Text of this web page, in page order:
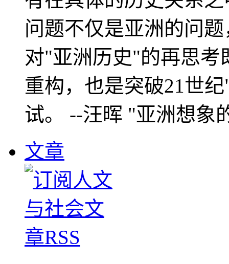
问题不仅是亚洲的问
对"亚洲历史"的再思考
重构，也是突破21世
试。 --汪晖 "亚洲想象
文章